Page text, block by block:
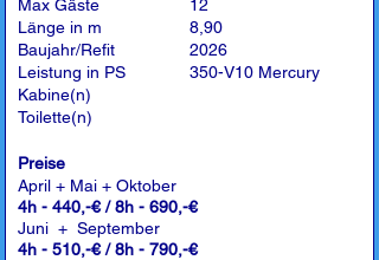
Max Gäste
Länge in m
Baujahr/Refit
Leistung in PS
Kabine(n)
Toilette(n)
12
8,90
2026
350-V10 Mercury
Preise
April + Mai + Oktober
4h - 440,-€ / 8h - 690,-€
Juni + September
4h - 510,-€ / 8h - 790,-€